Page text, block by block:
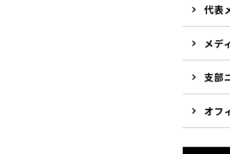
代表
メデ
支部
オフ